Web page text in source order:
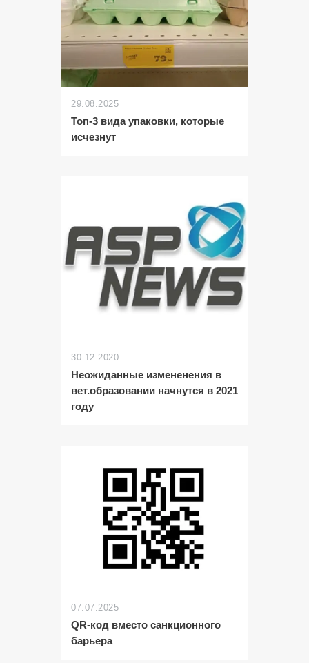
29.08.2025
Топ-3 вида упаковки, которые
исчезнут
30.12.2020
Неожиданные измененения в
вет.образовании начнутся в 2021
году
07.07.2025
QR-код вместо санкционного
барьера